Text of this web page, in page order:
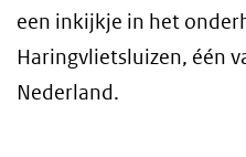
een inkijkje in het
Haringvlietsluizen, één
Nederland.